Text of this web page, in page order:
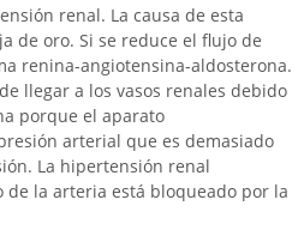
renal. La causa de esta
de oro. Si se reduce el flujo de
renina-angiotensina-aldosterona.
llegar a los vasos renales debido
porque el aparato
arterial que es demasiado
La hipertensión renal
la arteria está bloqueado por la